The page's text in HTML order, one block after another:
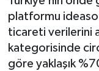
platformu
ticareti verilerini
kategorisinde
göre yaklaşık
Haber Arşivi